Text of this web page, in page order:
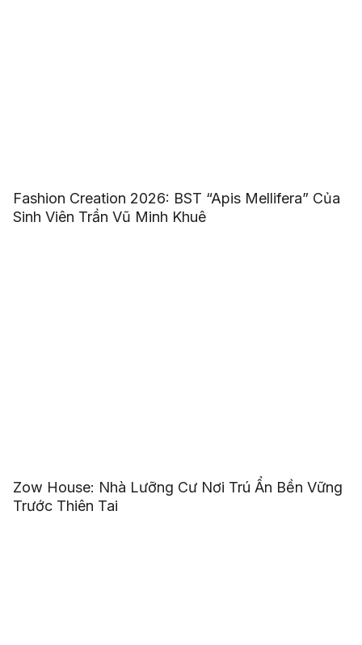
Fashion Creation 2026: BST “Apis Mellifera” Của
Sinh Viên Trần Vũ Minh Khuê
Zow House: Nhà Lưỡng Cư Nơi Trú Ẩn Bền Vững
Trước Thiên Tai